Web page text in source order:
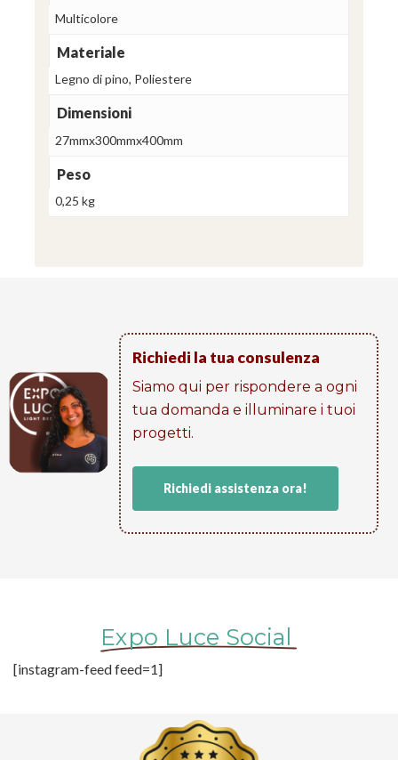
Multicolore
Materiale
Legno di pino, Poliestere
Dimensioni
27mmx300mmx400mm
Peso
0,25 kg
Richiedi la tua consulenza
Siamo qui per rispondere a ogni
tua domanda e illuminare i tuoi
progetti​.
Richiedi assistenza ora!
Expo Luce Social
[instagram-feed feed=1]